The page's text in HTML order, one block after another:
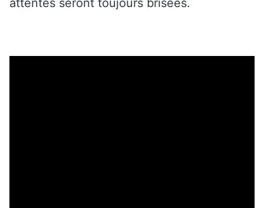
attentes seront toujours brisées.